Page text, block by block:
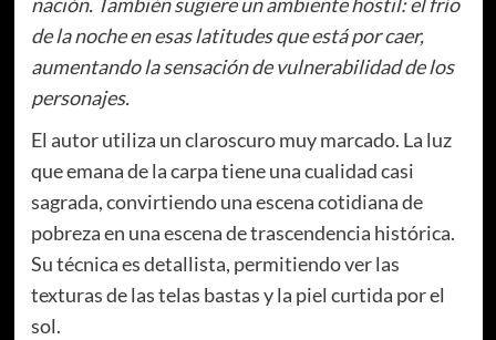
de la noche en esas latitudes que está por caer,
aumentando la sensación de vulnerabilidad de los
personajes.
El autor utiliza un claroscuro muy marcado. La luz
que emana de la carpa tiene una cualidad casi
sagrada, convirtiendo una escena cotidiana de
pobreza en una escena de trascendencia histórica.
Su técnica es detallista, permitiendo ver las
texturas de las telas bastas y la piel curtida por el
sol.